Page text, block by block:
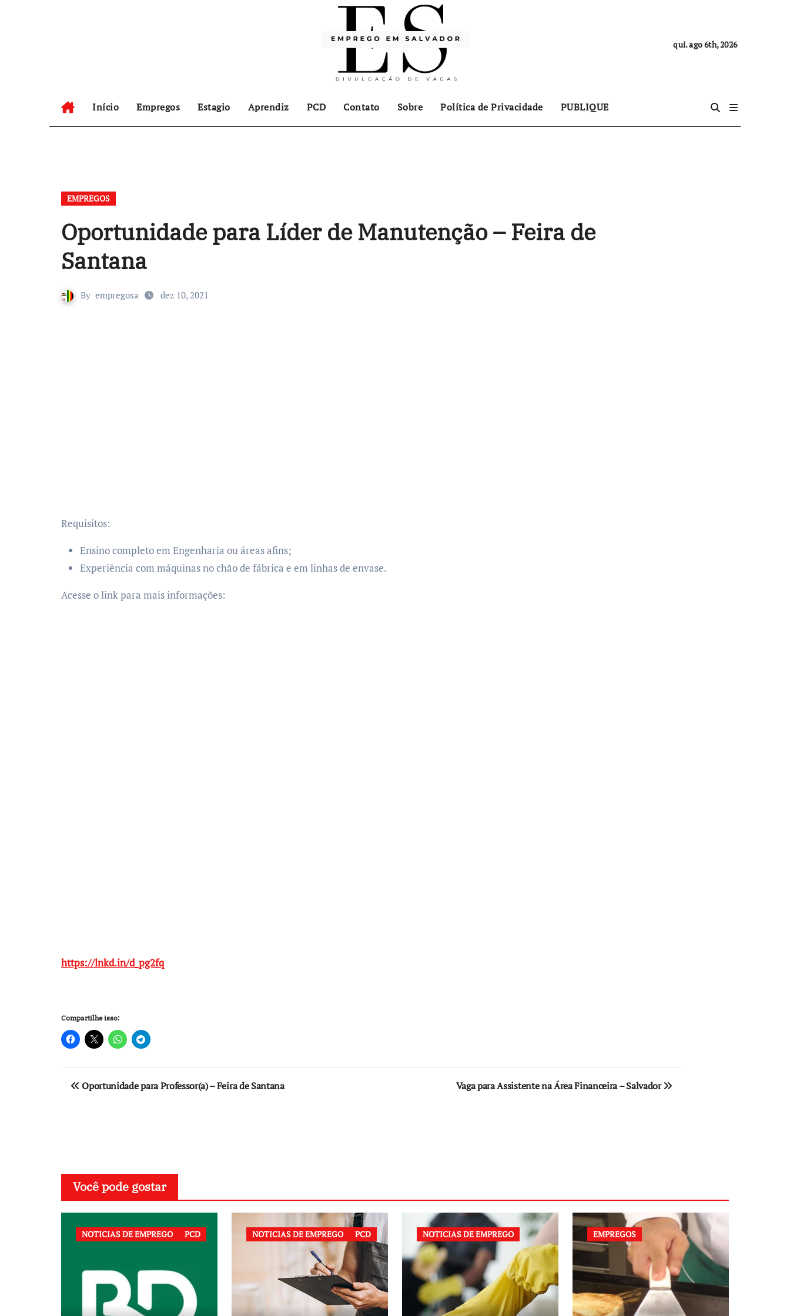
qui. ago 6th, 2026
Início Empregos Estagio Aprendiz PCD Contato Sobre Política de Privacidade PUBLIQUE
EMPREGOS
Oportunidade para Líder de Manutenção – Feira de
Santana
By empregosa dez 10, 2021
Requisitos:
Ensino completo em Engenharia ou áreas afins;
Experiência com máquinas no chão de fábrica e em linhas de envase.
Acesse o link para mais informações:
https://lnkd.in/d_pg2fq
Compartilhe isso:
Navegação
Oportunidade para Professor(a) – Feira de Santana Vaga para Assistente na Área Financeira – Salvador
Você pode gostar
NOTICIAS DE EMPREGO PCD NOTICIAS DE EMPREGO PCD NOTICIAS DE EMPREGO EMPREGOS